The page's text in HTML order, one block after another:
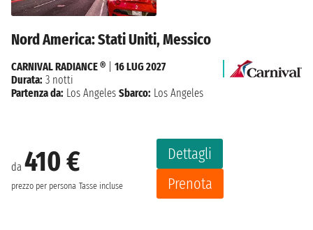
Nord America: Stati Uniti, Messico
da 410 €
prezzo per persona Tasse incluse
Dettagli
Prenota
CARNIVAL RADIANCE ®
16 LUG 2027
Durata: 3 notti
Partenza da: Los Angeles Sbarco: Los Angeles